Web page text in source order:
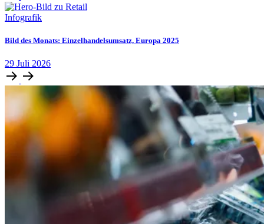
Infografik
Bild des Monats: Einzelhandelsumsatz, Europa 2025
29 Juli 2026